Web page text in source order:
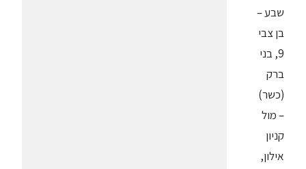
שבע –
בן צבי
9, בני
ברק
(כשר)
– מול
קניון
אילון,